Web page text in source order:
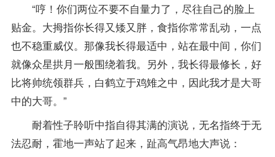
“哼！你们两位不要不自量力了，尽往自己的脸上
贴金。大拇指你长得又矮又胖，食指你常常乱动，一点
也不稳重威仪。那像我长得最适中，站在最中间，你们
就像众星拱月一般围绕着我。另外，我长得最修长，好
比将帅统领群兵，白鹤立于鸡雉之中，因此我才是大哥
中的大哥。”
耐着性子聆听中指自得其满的演说，无名指终于无
法忍耐，霍地一声站了起来，趾高气昂地大声说：